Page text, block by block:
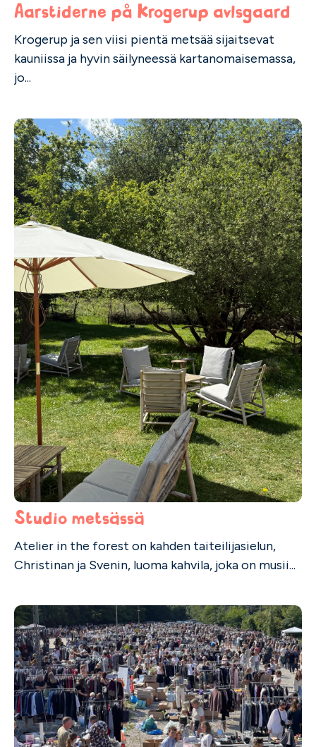
Aarstiderne på Krogerup avlsgaard
Krogerup ja sen viisi pientä metsää sijaitsevat
kauniissa ja hyvin säilyneessä kartanomaisemassa,
jo...
Studio metsässä
Atelier in the forest on kahden taiteilijasielun,
Christinan ja Svenin, luoma kahvila, joka on musii...